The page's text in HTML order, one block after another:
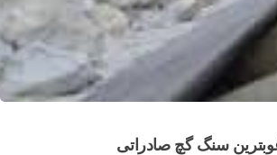
سنگ گچ صادراتی